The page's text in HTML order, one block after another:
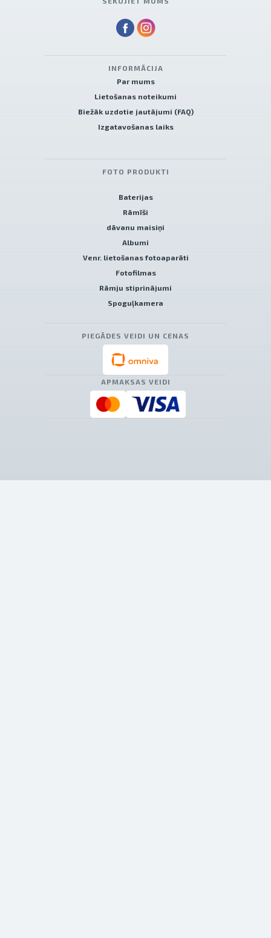
INFORMĀCIJA
Par mums
Lietošanas noteikumi
Biežāk uzdotie jautājumi (FAQ)
Izgatavošanas laiks
FOTO PRODUKTI
Baterijas
Rāmīši
dāvanu maisiņi
Albumi
Venr. lietošanas fotoaparāti
Fotofilmas
Rāmju stiprinājumi
Spoguļkamera
PIEGĀDES VEIDI UN CENAS
APMAKSAS VEIDI